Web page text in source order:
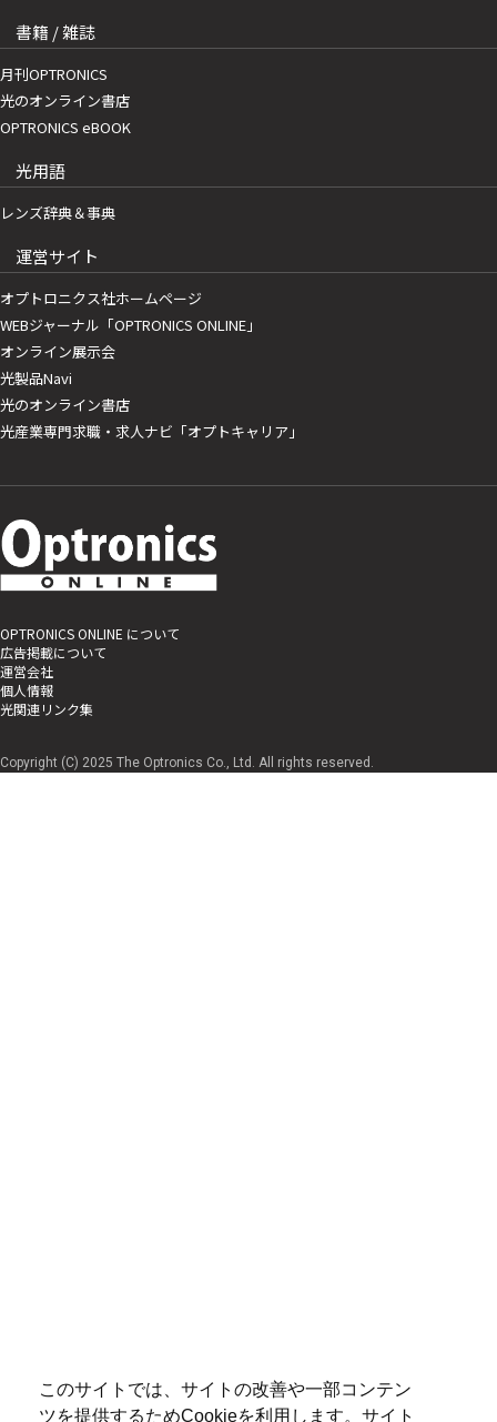
このサイトでは、サイトの改善や一部コンテン
ツを提供するためCookieを利用します。サイト
書籍 / 雑誌
月刊OPTRONICS
光のオンライン書店
OPTRONICS eBOOK
光用語
レンズ辞典＆事典
運営サイト
オプトロニクス社ホームページ
WEBジャーナル「OPTRONICS ONLINE」
オンライン展示会
光製品Navi
光のオンライン書店
光産業専門求職・求人ナビ「オプトキャリア」
OPTRONICS ONLINE について
広告掲載について
運営会社
個人情報
光関連リンク集
Copyright (C) 2025 The Optronics Co., Ltd. All rights reserved.